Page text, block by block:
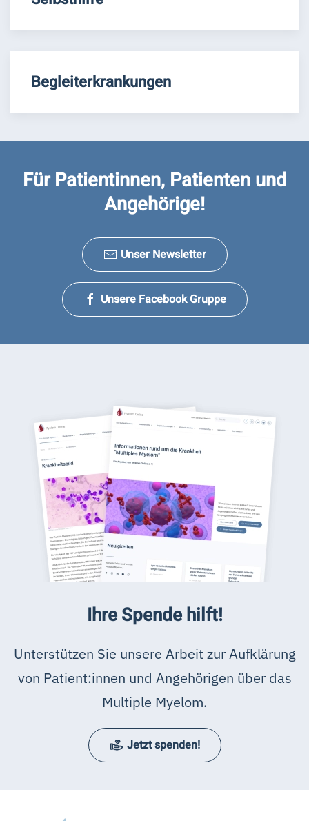
Begleiterkrankungen
Für Patientinnen, Patienten und
Angehörige!
Unser Newsletter
Unsere Facebook Gruppe
Ihre Spende hilft!
Unterstützen Sie unsere Arbeit zur Aufklärung
von Patient:innen und Angehörigen über das
Multiple Myelom.
Jetzt spenden!